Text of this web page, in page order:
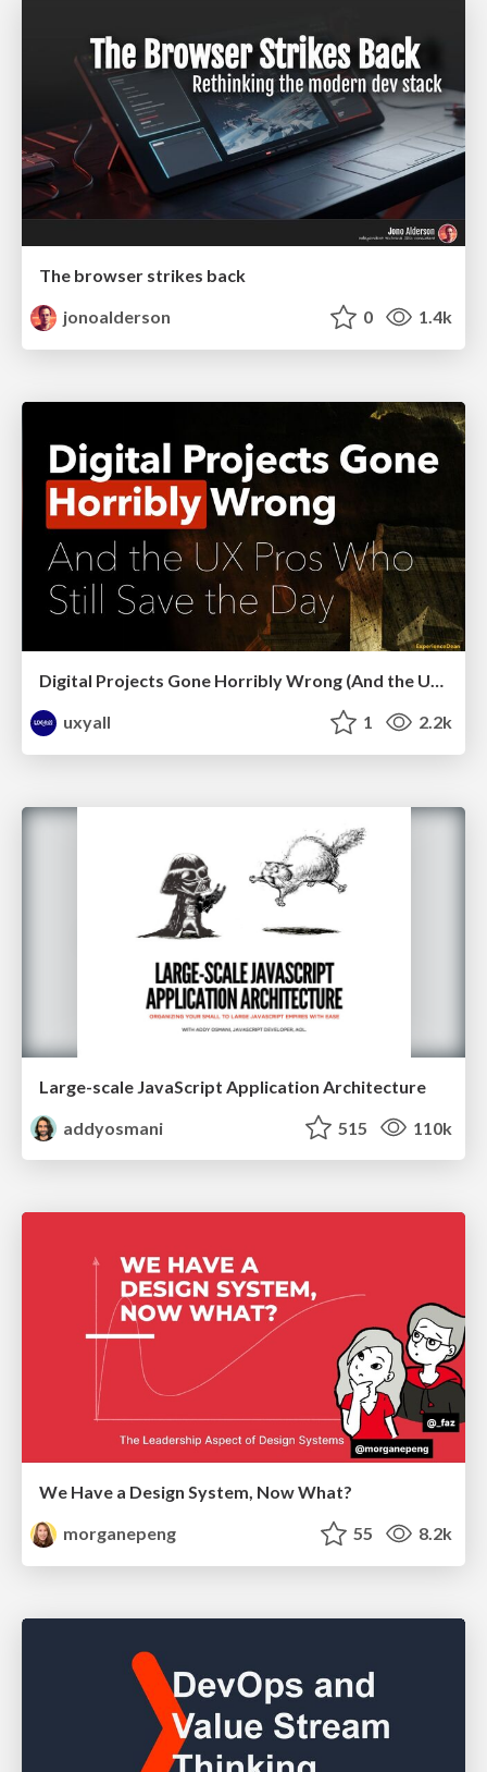
The browser strikes back
jonoalderson
0 1.4k
Digital Projects Gone Horribly Wrong (And the UX Pros Who Still Save the Day) - Dean Schuster
uxyall
1 2.2k
Large-scale JavaScript Application Architecture
addyosmani
515 110k
We Have a Design System, Now What?
morganepeng
55 8.2k